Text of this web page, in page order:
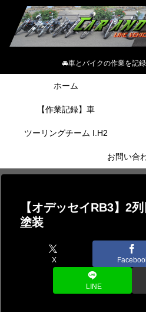
🚘車とバイクの作業を記
ホーム
【作業記録】車
ツーリングチーム I.H2
お問い合
【オデッセイRB3】2
塗装
X
LINE